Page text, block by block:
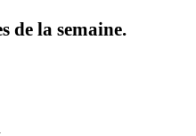
de la semaine.